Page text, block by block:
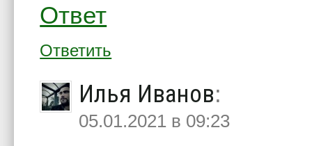
Ответ
Ответить
Илья Иванов:
05.01.2021 в 09:23